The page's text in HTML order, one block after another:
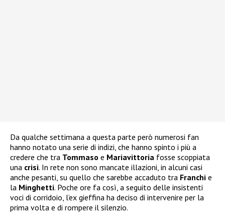
Da qualche settimana a questa parte però numerosi fan
hanno notato una serie di indizi, che hanno spinto i più a
credere che tra Tommaso e Mariavittoria fosse scoppiata
una crisi. In rete non sono mancate illazioni, in alcuni casi
anche pesanti, su quello che sarebbe accaduto tra Franchi e
la Minghetti. Poche ore fa così, a seguito delle insistenti
voci di corridoio, l’ex gieffina ha deciso di intervenire per la
prima volta e di rompere il silenzio.